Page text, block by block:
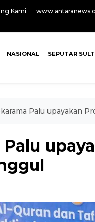
Kami
NASIONAL SEPUTAR
Palu upayakan